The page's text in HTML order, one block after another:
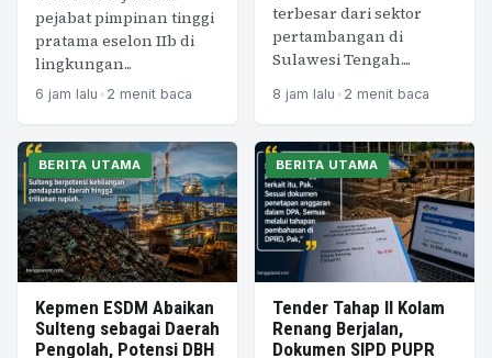
pejabat pimpinan tinggi
pratama eselon IIb di
lingkungan...
6 jam lalu • 2 menit baca
terbesar dari sektor
pertambangan di
Sulawesi Tengah....
8 jam lalu • 2 menit baca
BERITA UTAMA
Kepmen ESDM Abaikan
Sulteng sebagai Daerah
Pengolah, Potensi DBH
BERITA UTAMA
Tender Tahap II Kolam
Renang Berjalan,
Dokumen SIPD PUPR